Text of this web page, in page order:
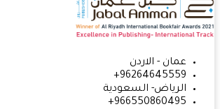
عمان - الاردن
96264645559+
الرياض- السعودية
966550860495+